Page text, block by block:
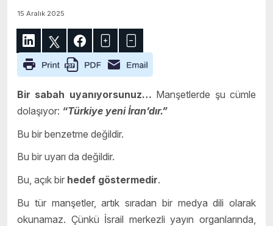
15 Aralık 2025
Bir sabah uyanıyorsunuz… Manşetlerde şu cümle
dolaşıyor: “Türkiye yeni İran’dır.”
Bu bir benzetme değildir.
Bu bir uyarı da değildir.
Bu, açık bir hedef göstermedir.
Bu tür manşetler, artık sıradan bir medya dili olarak
okunamaz. Çünkü İsrail merkezli yayın organlarında,